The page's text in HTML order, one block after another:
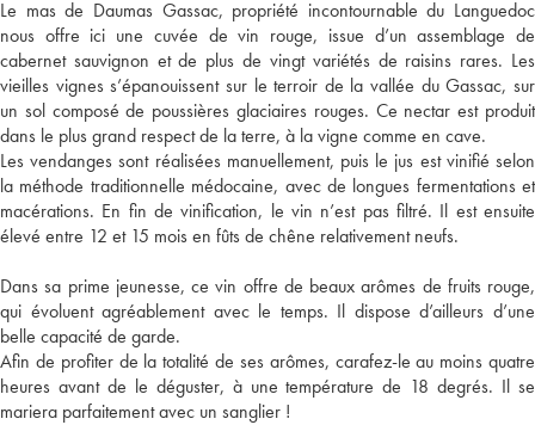
Le mas de Daumas Gassac, propriété incontournable du Languedoc
nous offre ici une cuvée de vin rouge, issue d’un assemblage de
cabernet sauvignon et de plus de vingt variétés de raisins rares. Les
vieilles vignes s’épanouissent sur le terroir de la vallée du Gassac, sur
un sol composé de poussières glaciaires rouges. Ce nectar est produit
dans le plus grand respect de la terre, à la vigne comme en cave.
Les vendanges sont réalisées manuellement, puis le jus est vinifié selon
la méthode traditionnelle médocaine, avec de longues fermentations et
macérations. En fin de vinification, le vin n’est pas filtré. Il est ensuite
élevé entre 12 et 15 mois en fûts de chêne relativement neufs.
Dans sa prime jeunesse, ce vin offre de beaux arômes de fruits rouge,
qui évoluent agréablement avec le temps. Il dispose d’ailleurs d’une
belle capacité de garde.
Afin de profiter de la totalité de ses arômes, carafez-le au moins quatre
heures avant de le déguster, à une température de 18 degrés. Il se
mariera parfaitement avec un sanglier !